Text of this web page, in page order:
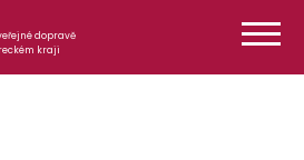
dopravě
kraji